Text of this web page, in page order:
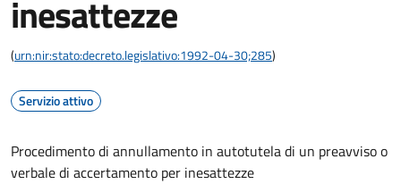
inesattezze
(urn:nir:stato:decreto.legislativo:1992-04-30;285)
Servizio attivo
Procedimento di annullamento in autotutela di un preavviso o
verbale di accertamento per inesattezze